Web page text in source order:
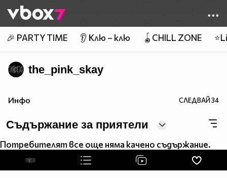
👾
🎉 PARTY TIME 👂 Клю – клю 🪀CHILL ZONE
the_pink_skay
Инфо СЛЕДВАЙ34
Съдържание за приятели
Потребителят все още няма качено съдържание.